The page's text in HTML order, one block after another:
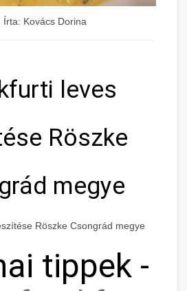
Írta: Kovács Dorina
leves
Röszke
megye
Röszke Csongrád megye
tippek -